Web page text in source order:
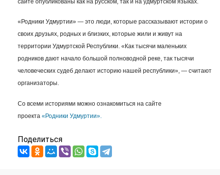
«Родники Удмуртии» — это люди, которые рассказывают истории о
своих друзьях, родных и близких, которые жили и живут на
территории Удмуртской Республики. «Как тысячи маленьких
родников дают начало большой полноводной реке, так тысячи
человеческих судеб делают историю нашей республики», — считают
организаторы.
Со всеми историями можно ознакомиться на сайте
проекта «Родники Удмуртии».
Поделиться